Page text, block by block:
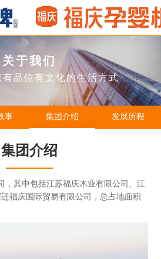
关于我们
品位有文化的生活方式
事 集团介绍 发展历程
集团介绍
，其中包括江苏福庆木业有限公司、江
福庆国际贸易有限公司，总占地面积